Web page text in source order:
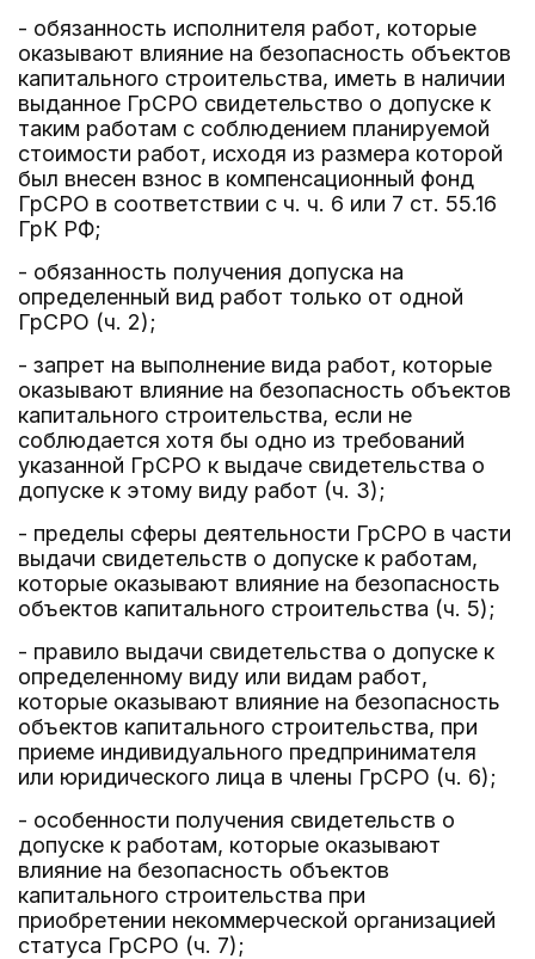
- обязанность исполнителя работ, которые
оказывают влияние на безопасность объектов
капитального строительства, иметь в наличии
выданное ГрСРО свидетельство о допуске к
таким работам с соблюдением планируемой
стоимости работ, исходя из размера которой
был внесен взнос в компенсационный фонд
ГрСРО в соответствии с ч. ч. 6 или 7 ст. 55.16
ГрК РФ;
- обязанность получения допуска на
определенный вид работ только от одной
ГрСРО (ч. 2);
- запрет на выполнение вида работ, которые
оказывают влияние на безопасность объектов
капитального строительства, если не
соблюдается хотя бы одно из требований
указанной ГрСРО к выдаче свидетельства о
допуске к этому виду работ (ч. 3);
- пределы сферы деятельности ГрСРО в части
выдачи свидетельств о допуске к работам,
которые оказывают влияние на безопасность
объектов капитального строительства (ч. 5);
- правило выдачи свидетельства о допуске к
определенному виду или видам работ,
которые оказывают влияние на безопасность
объектов капитального строительства, при
приеме индивидуального предпринимателя
или юридического лица в члены ГрСРО (ч. 6);
- особенности получения свидетельств о
допуске к работам, которые оказывают
влияние на безопасность объектов
капитального строительства при
приобретении некоммерческой организацией
статуса ГрСРО (ч. 7);